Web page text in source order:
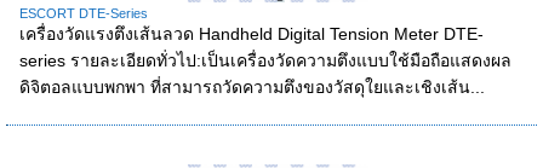
ESCORT DTE-Series
เครื่องวัดแรงตึงเส้นลวด Handheld Digital Tension Meter DTE-
series รายละเอียดทั่วไป:เป็นเครื่องวัดความตึงแบบใช้มือถือแสดงผล
ดิจิตอลแบบพกพา ที่สามารถวัดความตึงของวัสดุใยและเชิงเส้น...